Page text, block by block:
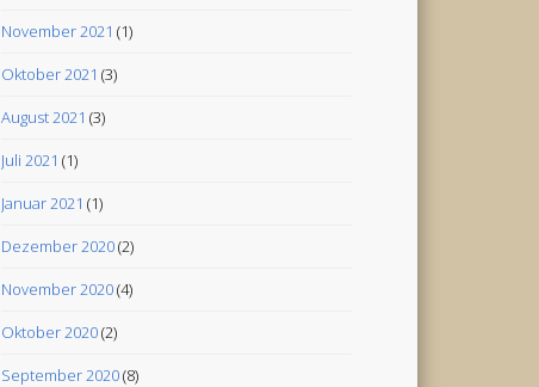
November 2021 (1)
Oktober 2021 (3)
August 2021 (3)
Juli 2021 (1)
Januar 2021 (1)
Dezember 2020(2)
November 2020(4)
Oktober 2020(2)
September 2020(8)